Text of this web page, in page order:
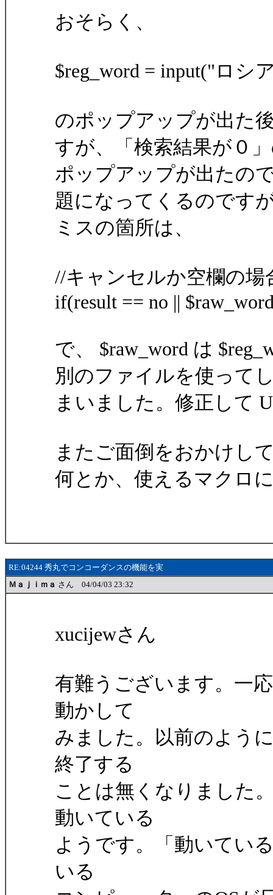
おそらく、
$reg_word = input("ロシ
のポップアップが出た
すが、「検索結果が０
ポップアップが出たの
題になってくるのです
ミスの箇所は、
//キャンセルか空欄の場
if(result == no ||
で、 $raw_word は
別のファイルを使って
まいました。修正して
またご面倒をおかけし
何とか、使えるマクロ
RE:04244 秀丸でコンコーダンスの機能を実
Ｍａｊｉｍａ さん 04/04/03 23:32
xucijewさん
有難うございます。一
動かして
みました。以前のよう
終了する
ことは無くなりました
動いている
ようです。「動いてい
いる